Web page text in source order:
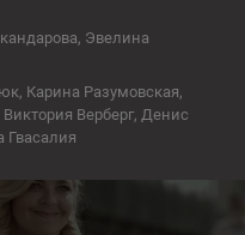
Эвелина
Карина Разумовская,
Верберг, Денис